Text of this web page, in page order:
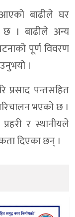
बाढीले घर
छ । बाढीले अन्य
पूर्ण विवरण
।
प्रसाद पन्तसहित
भएको छ ।
र स्थानीयले
दिएका छन् ।